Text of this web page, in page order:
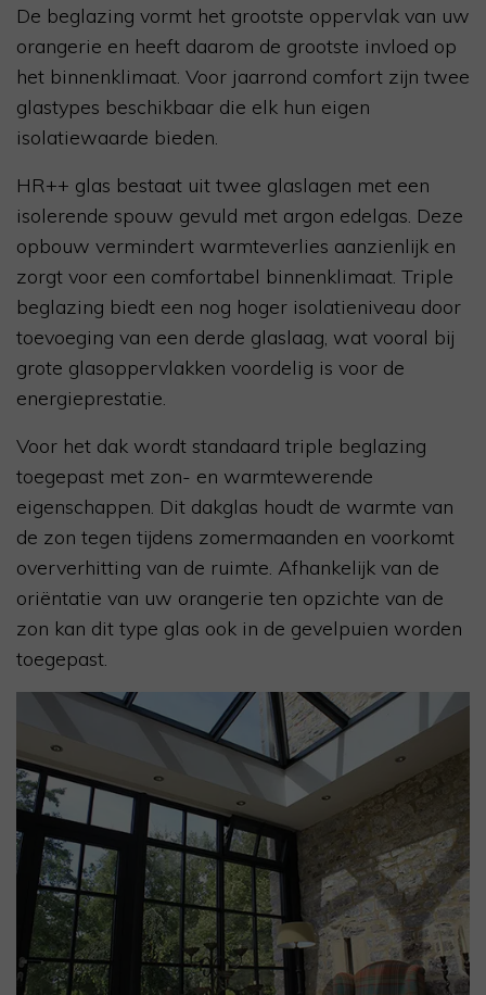
De beglazing vormt het grootste oppervlak van uw
orangerie en heeft daarom de grootste invloed op
het binnenklimaat. Voor jaarrond comfort zijn twee
glastypes beschikbaar die elk hun eigen
isolatiewaarde bieden.
HR++ glas bestaat uit twee glaslagen met een
isolerende spouw gevuld met argon edelgas. Deze
opbouw vermindert warmteverlies aanzienlijk en
zorgt voor een comfortabel binnenklimaat. Triple
beglazing biedt een nog hoger isolatieniveau door
toevoeging van een derde glaslaag, wat vooral bij
grote glasoppervlakken voordelig is voor de
energieprestatie.
Voor het dak wordt standaard triple beglazing
toegepast met zon- en warmtewerende
eigenschappen. Dit dakglas houdt de warmte van
de zon tegen tijdens zomermaanden en voorkomt
oververhitting van de ruimte. Afhankelijk van de
oriëntatie van uw orangerie ten opzichte van de
zon kan dit type glas ook in de gevelpuien worden
toegepast.